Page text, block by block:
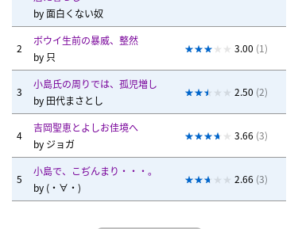
by面白くない奴
2
ボウイ生前の暴威、整然
by 只
3.00 (1)
3
小島氏の周りでは、孤児増し
by 田代まさとし
2.50 (2)
4
吉岡聖恵とよしお佳境へ
by ジョガ
3.66 (3)
5
小島で、こぢんまり・・・。
by (・∀・)
2.66 (3)